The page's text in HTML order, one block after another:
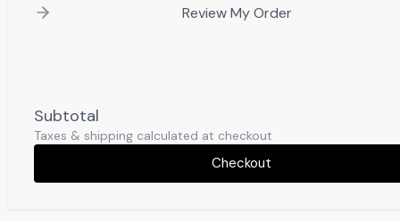
Review My Order
Subtotal
Taxes & shipping calculated at checkout
Checkout